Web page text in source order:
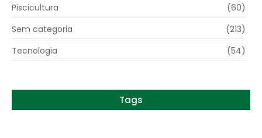
Piscicultura
(60)
Sem categoria
(213)
Tecnologia
(54)
Tags